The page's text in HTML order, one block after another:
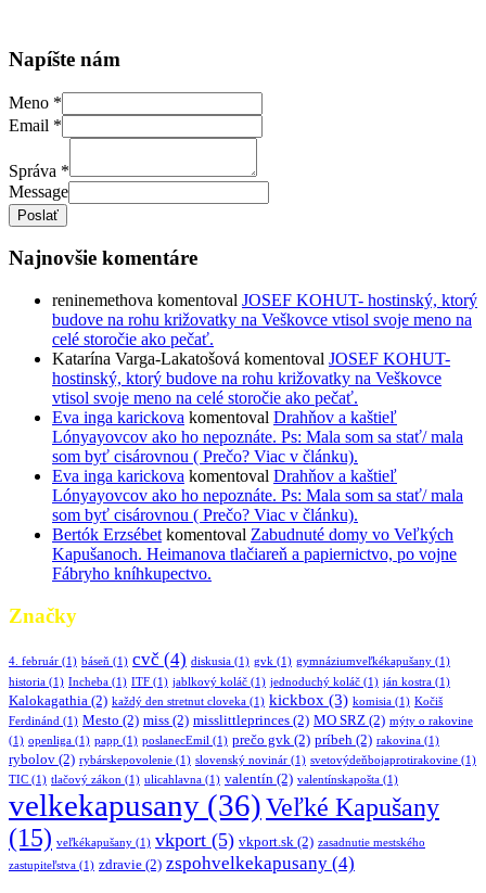
Napíšte nám
Meno *
Email *
Správa *
Message
Poslať
Najnovšie komentáre
reninemethova komentoval JOSEF KOHUT- hostinský, ktorý
budove na rohu križovatky na Veškovce vtisol svoje meno na
celé storočie ako pečať.
Katarína Varga-Lakatošová komentoval JOSEF KOHUT-
hostinský, ktorý budove na rohu križovatky na Veškovce
vtisol svoje meno na celé storočie ako pečať.
Eva inga karickova komentoval Drahňov a kaštieľ
Lónyayovcov ako ho nepoznáte. Ps: Mala som sa stať/ mala
som byť cisárovnou ( Prečo? Viac v článku).
Eva inga karickova komentoval Drahňov a kaštieľ
Lónyayovcov ako ho nepoznáte. Ps: Mala som sa stať/ mala
som byť cisárovnou ( Prečo? Viac v článku).
Bertók Erzsébet komentoval Zabudnuté domy vo Veľkých
Kapušanoch. Heimanova tlačiareň a papiernictvo, po vojne
Fábryho kníhkupectvo.
Značky
4. február (1) báseň (1) cvč (4) diskusia (1) gvk (1) gymnáziumveľkékapušany (1)
historia (1) Incheba (1) ITF (1) jablkový koláč (1) jednoduchý koláč (1) ján kostra (1)
Kalokagathia (2) každý den stretnut cloveka (1) kickbox (3) komisia (1) Kočiš
Ferdinánd (1) Mesto (2) miss (2) misslittleprinces (2) MO SRZ (2) mýty o rakovine
(1) openliga (1) papp (1) poslanecEmil (1) prečo gvk (2) príbeh (2) rakovina (1)
rybolov (2) rybárskepovolenie (1) slovenský novinár (1) svetovýdeňbojaprotirakovine (1)
TIC (1) tlačový zákon (1) ulicahlavna (1) valentín (2) valentínskapošta (1)
velkekapusany (36)Veľké Kapušany
(15) veľkékapušany (1) vkport (5) vkport.sk (2) zasadnutie mestského
zastupiteľstva (1) zdravie (2) zspohvelkekapusany (4)